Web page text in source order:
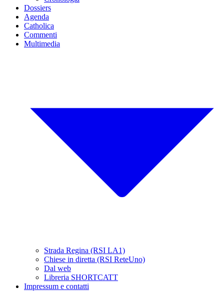
Dossiers
Agenda
Catholica
Commenti
Multimedia
Strada Regina (RSI LA1)
Chiese in diretta (RSI ReteUno)
Dal web
Libreria SHORTCATT
Impressum e contatti